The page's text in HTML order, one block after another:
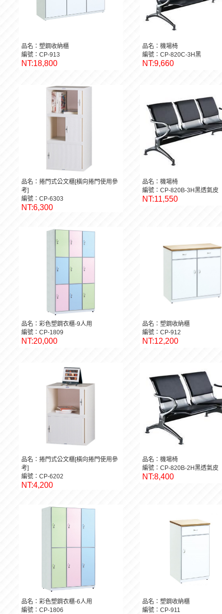
品名：塑鋼收納櫃
編號：CP-913
NT:18,800
品名：機場椅
編號：CP-820C-3H黑
NT:9,660
品名：捲門式公文櫃[橫向捲門使用參
考]
編號：CP-6303
NT:6,300
品名：機場椅
編號：CP-820B-3H黑透氣皮
NT:11,550
品名：彩色塑鋼衣櫃-9人用
編號：CP-1809
NT:20,000
品名：塑鋼收納櫃
編號：CP-912
NT:12,200
品名：捲門式公文櫃[橫向捲門使用參
考]
編號：CP-6202
NT:4,200
品名：機場椅
編號：CP-820B-2H黑透氣皮
NT:8,400
品名：彩色塑鋼衣櫃-6人用
編號：CP-1806
品名：塑鋼收納櫃
編號：CP-911